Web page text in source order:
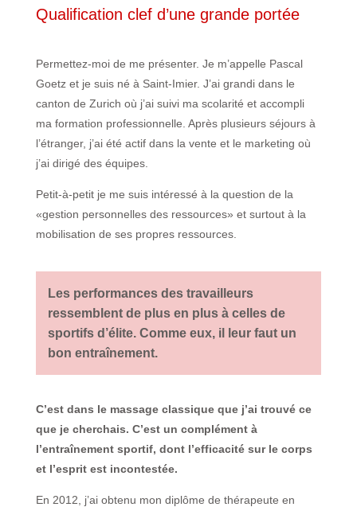
Qualification clef d’une grande portée
Permettez-moi de me présenter. Je m’appelle Pascal
Goetz et je suis né à Saint-Imier. J’ai grandi dans le
canton de Zurich où j’ai suivi ma scolarité et accompli
ma formation professionnelle. Après plusieurs séjours à
l’étranger, j’ai été actif dans la vente et le marketing où
j’ai dirigé des équipes.
Petit-à-petit je me suis intéressé à la question de la
«gestion personnelles des ressources» et surtout à la
mobilisation de ses propres ressources.
Les performances des travailleurs
ressemblent de plus en plus à celles de
sportifs d’élite. Comme eux, il leur faut un
bon entraînement.
C’est dans le massage classique que j’ai trouvé ce
que je cherchais. C’est un complément à
l’entraînement sportif, dont l’efficacité sur le corps
et l’esprit est incontestée.
En 2012, j’ai obtenu mon diplôme de thérapeute en